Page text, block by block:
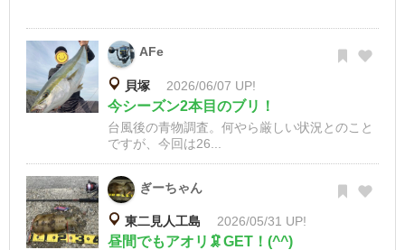
AFe
貝塚 2026/06/07 UP!
今シーズン2本目のブリ！
台風後の青物調査。何やら厳しい状況とのこと
ですが、今回は26...
ぎーちゃん
東二見人工島 2026/05/31 UP!
昼間でもアオリ🦑GET！(^^)